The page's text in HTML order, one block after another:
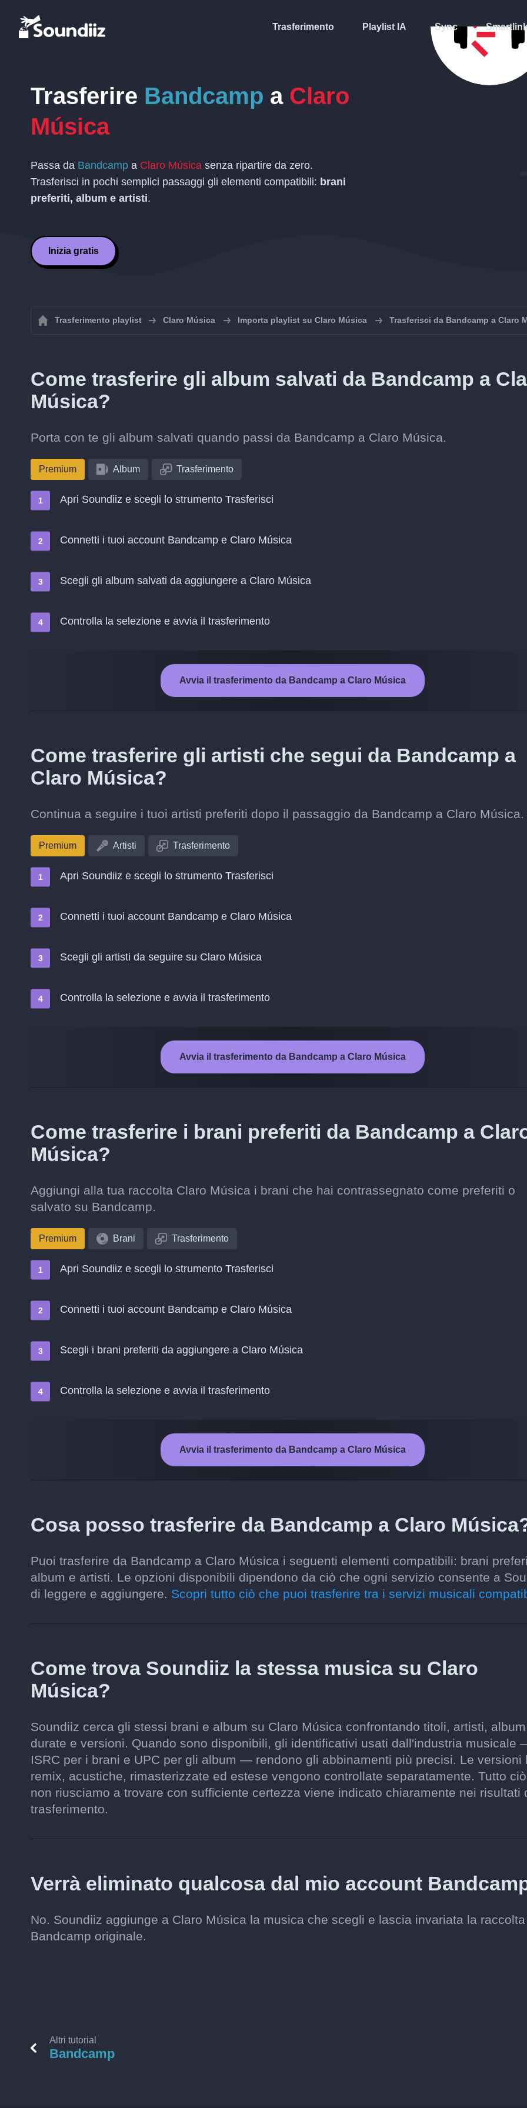
Trasferimento Playlist IA Sync
Trasferire Bandcamp a Claro
Música
Passa da Bandcamp a Claro Música senza ripartire da zero.
Trasferisci in pochi semplici passaggi gli elementi compatibili: brani
preferiti, album e artisti.
Inizia gratis
Trasferimento playlist Claro Música Importa playlist su Claro Música Trasferisci da Bandcamp a Claro
Come trasferire gli album salvati da Bandcamp a
Música?
Porta con te gli album salvati quando passi da Bandcamp a Claro Música.
Premium Album Trasferimento
Apri Soundiiz e scegli lo strumento Trasferisci
Connetti i tuoi account Bandcamp e Claro Música
Scegli gli album salvati da aggiungere a Claro Música
Controlla la selezione e avvia il trasferimento
Avvia il trasferimento da Bandcamp a Claro Música
Come trasferire gli artisti che segui da Bandcamp a
Claro Música?
Continua a seguire i tuoi artisti preferiti dopo il passaggio da Bandcamp a Claro Música.
Premium Artisti Trasferimento
Apri Soundiiz e scegli lo strumento Trasferisci
Connetti i tuoi account Bandcamp e Claro Música
Scegli gli artisti da seguire su Claro Música
Controlla la selezione e avvia il trasferimento
Avvia il trasferimento da Bandcamp a Claro Música
Come trasferire i brani preferiti da Bandcamp a
Música?
Aggiungi alla tua raccolta Claro Música i brani che hai contrassegnato come preferiti o
salvato su Bandcamp.
Premium Brani Trasferimento
Apri Soundiiz e scegli lo strumento Trasferisci
Connetti i tuoi account Bandcamp e Claro Música
Scegli i brani preferiti da aggiungere a Claro Música
Controlla la selezione e avvia il trasferimento
Avvia il trasferimento da Bandcamp a Claro Música
Cosa posso trasferire da Bandcamp a Claro
Puoi trasferire da Bandcamp a Claro Música i seguenti elementi compatibili: brani
album e artisti. Le opzioni disponibili dipendono da ciò che ogni servizio consente a
di leggere e aggiungere. Scopri tutto ciò che puoi trasferire tra i servizi musicali
Come trova Soundiiz la stessa musica su Claro
Música?
Soundiiz cerca gli stessi brani e album su Claro Música confrontando titoli, artisti,
durate e versioni. Quando sono disponibili, gli identificativi usati dall'industria musicale
ISRC per i brani e UPC per gli album — rendono gli abbinamenti più precisi. Le versioni
remix, acustiche, rimasterizzate ed estese vengono controllate separatamente. Tutto
non riusciamo a trovare con sufficiente certezza viene indicato chiaramente nei risultati
trasferimento.
Verrà eliminato qualcosa dal mio account
No. Soundiiz aggiunge a Claro Música la musica che scegli e lascia invariata la raccolta
Bandcamp originale.
Altri tutorial
Bandcamp